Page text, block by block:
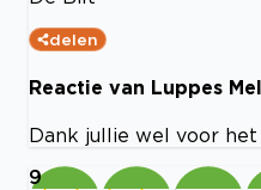
delen
Reactie van Luppes
Dank jullie wel voor
9